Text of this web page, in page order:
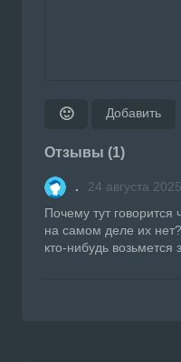
🙂 Добавить
Отзывы (1)
. 24 августа
Почему тут говорится
на самом деле их
кто-нибудь возьмется